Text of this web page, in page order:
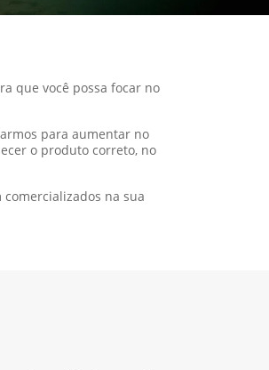
que você possa focar no
para aumentar no
o produto correto, no
na sua